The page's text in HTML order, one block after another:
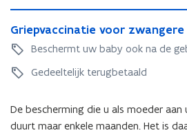
c
h
a
p
c
a
p
a
p
n
o
r
h
a
p
n
o
r
t
i
t
e
n
k
a
t
i
e
t
e
e
n
r
p
c
c
Griepvaccinatie voor
G
r
e
a
c
Beschermt uw baby ook na de
Gedeeltelijk terugbetaald
De bescherming die u als moeder
duurt maar enkele maanden. Het is